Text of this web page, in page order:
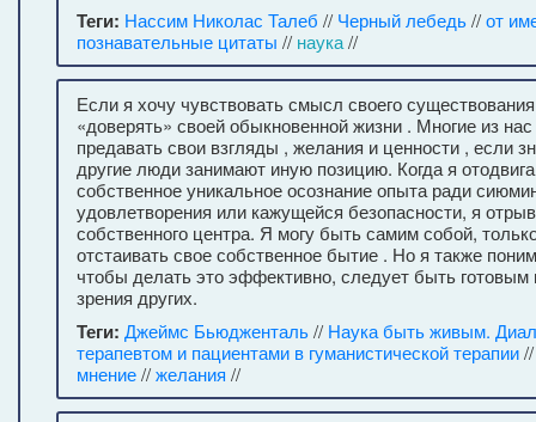
Теги: Нассим Николас Талеб // Черный лебедь//от
познавательные цитаты // наука//
Если я хочу чувствовать смысл своего
«доверять» своей обыкновенной жизни . Многие из
предавать свои взгляды , желания и ценности , если
другие люди занимают иную позицию. Когда я
собственное уникальное осознание опыта ради
удовлетворения или кажущейся безопасности, я
собственного центра. Я могу быть самим собой,
отстаивать свое собственное бытие . Но я также
чтобы делать это эффективно, следует быть готовым
зрения других.
Теги: Джеймс Бьюдженталь// Наука быть живым.
терапевтом и пациентами в гуманистической терапии
мнение//желания //